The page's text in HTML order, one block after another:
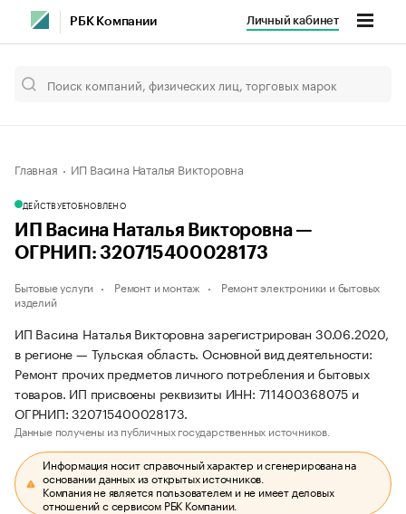
РБК Компании Личный кабинет
Главная ИП Васина Наталья Викторовна
ДЕЙСТВУЕТОБНОВЛЕНО
ИП Васина Наталья Викторовна —
ОГРНИП: 320715400028173
Бытовые услуги Ремонт и монтаж
Ремонт электроники и бытовых
изделий
ИП Васина Наталья Викторовна зарегистрирован 30.06.2020,
в регионе — Тульская область. Основной вид деятельности:
Ремонт прочих предметов личного потребления и бытовых
товаров. ИП присвоены реквизиты ИНН: 711400368075 и
ОГРНИП: 320715400028173.
Данные получены из публичных государственных источников.
Информация носит справочный характер и сгенерирована на
основании данных из открытых источников.
Компания не является пользователем и не имеет деловых
отношений с сервисом РБК Компании.